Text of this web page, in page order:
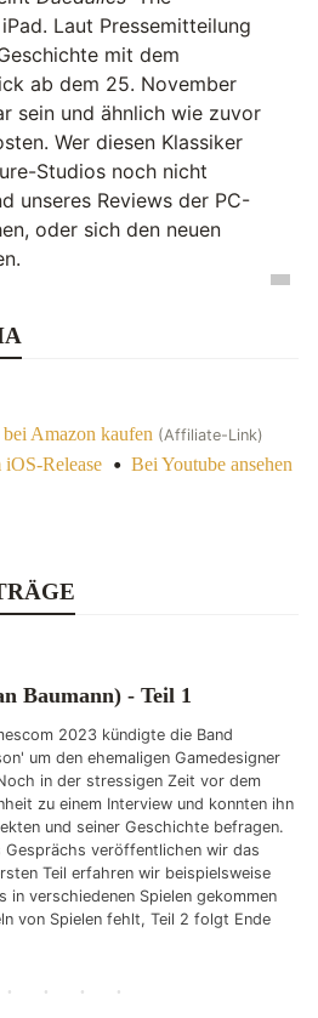
Laut Pressemitteilung
mit dem
ab dem 25. November
sein und ähnlich wie zuvor
Wer diesen Klassiker
Studios noch nicht
unseres Reviews der PC-
oder sich den neuen
Amazon kaufen(Affiliate-Link)
Release • Bei Youtube ansehen
Baumann) - Teil 1
2023 kündigte die Band
um den ehemaligen Gamedesigner
in der stressigen Zeit vor dem
zu einem Interview und konnten ihn
und seiner Geschichte befragen.
Gesprächs veröffentlichen wir das
Teil erfahren wir beispielsweise
in verschiedenen Spielen gekommen
von Spielen fehlt, Teil 2 folgt Ende